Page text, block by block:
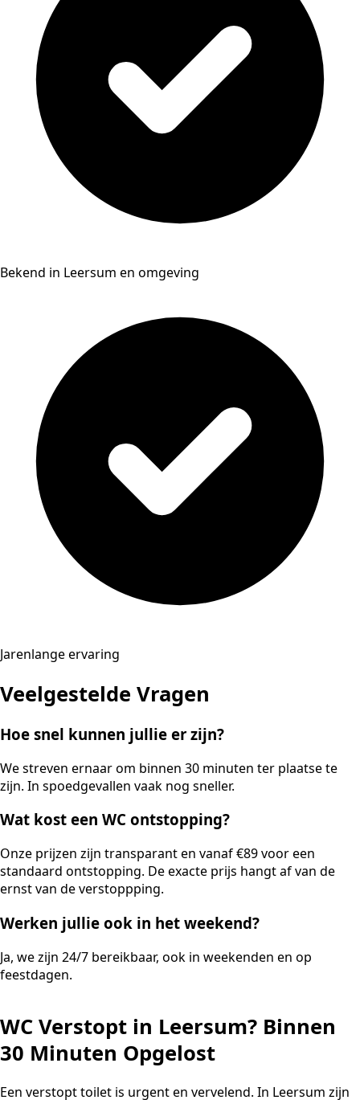
Bekend in Leersum en omgeving
Jarenlange ervaring
Veelgestelde Vragen
Hoe snel kunnen jullie er zijn?
We streven ernaar om binnen 30 minuten ter plaatse te
zijn. In spoedgevallen vaak nog sneller.
Wat kost een WC ontstopping?
Onze prijzen zijn transparant en vanaf €89 voor een
standaard ontstopping. De exacte prijs hangt af van de
ernst van de verstoppping.
Werken jullie ook in het weekend?
Ja, we zijn 24/7 bereikbaar, ook in weekenden en op
feestdagen.
WC Verstopt in Leersum? Binnen
30 Minuten Opgelost
Een verstopt toilet is urgent en vervelend. In Leersum zijn